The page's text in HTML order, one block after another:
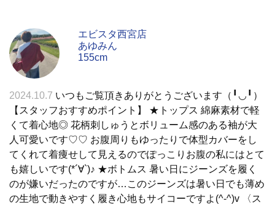
エビスタ西宮店
あゆみん
155cm
2024.10.7 いつもご覧頂きありがとうございます（╹◡╹）
【スタッフおすすめポイント】 ★トップス 綿麻素材で軽
くて着心地◎ 花柄刺しゅうとボリューム感のある袖が大
人可愛いです♡♡ お腹周りもゆったりで体型カバーをし
てくれて着痩せして見えるのでぽっこりお腹の私にはとて
も嬉しいです(*´∀`)♪ ★ボトムス 暑い日にジーンズを履く
のが嫌いだったのですが…このジーンズは暑い日でも薄め
の生地で動きやすく履き心地もサイコーですよ(^-^)v 〈ス